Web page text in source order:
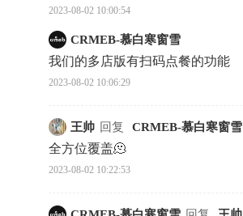
2023-08-02 10:00:54
CRMEB-慕白寒窗雪
我们的多店版有扫码点餐的功能
2023-08-02 10:06:29
王帅 回复 CRMEB-慕白寒窗雪
全方位覆盖🫠
2023-08-02 10:22:53